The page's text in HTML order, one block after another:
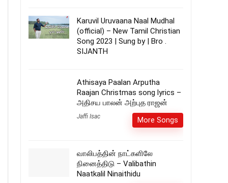
Karuvil Uruvaana Naal Mudhal
(official) – New Tamil Christian
Song 2023 | Sung by | Bro .
SIJANTH
Athisaya Paalan Arputha
Raajan Christmas song lyrics –
அதிசய பாலன் அற்புத ராஜன்
Jaffi Isac More Songs
வாலிபத்தின் நாட்களிலே
நினைத்திடு – Valibathin
Naatkalil Ninaithidu